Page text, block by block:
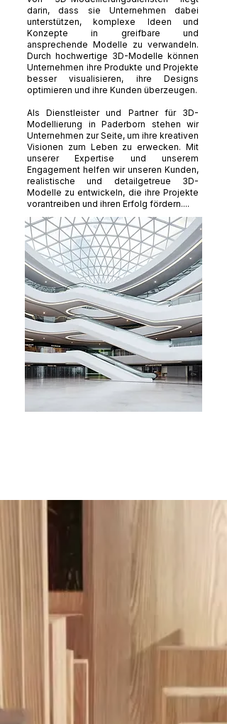
darin, dass sie Unternehmen dabei
unterstützen, komplexe Ideen und
Konzepte in greifbare und
ansprechende Modelle zu verwandeln.
Durch hochwertige 3D-Modelle können
Unternehmen ihre Produkte und Projekte
besser visualisieren, ihre Designs
optimieren und ihre Kunden überzeugen.
Als Dienstleister und Partner für 3D-
Modellierung in Paderborn stehen wir
Unternehmen zur Seite, um ihre kreativen
Visionen zum Leben zu erwecken. Mit
unserer Expertise und unserem
Engagement helfen wir unseren Kunden,
realistische und detailgetreue 3D-
Modelle zu entwickeln, die ihre Projekte
vorantreiben und ihren Erfolg fördern....